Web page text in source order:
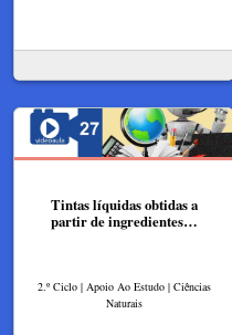
Tintas líquidas obtidas a
partir de ingredientes…
2.º Ciclo | Apoio Ao Estudo | Ciências
Naturais